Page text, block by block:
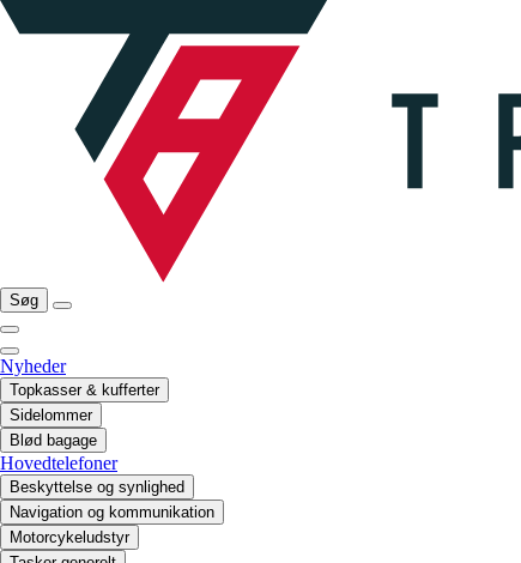
Søg
Nyheder
Topkasser & kufferter
Sidelommer
Blød bagage
Hovedtelefoner
Beskyttelse og synlighed
Navigation og kommunikation
Motorcykeludstyr